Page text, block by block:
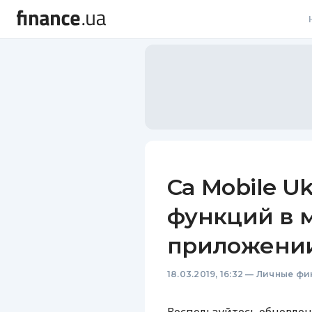
Сa Mobile
функций в
18.03.2019, 16:32 — Личные